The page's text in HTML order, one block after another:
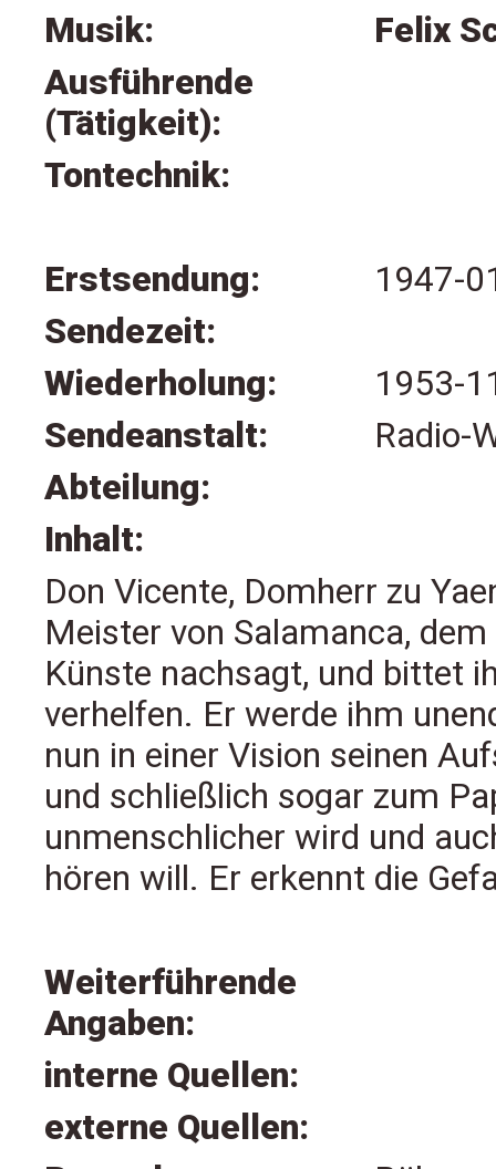
Musik:
Felix
Ausführende
(Tätigkeit):
Tontechnik:
Erstsendung:
1947-
Sendezeit:
Wiederholung:
1953-
Sendeanstalt:
Radio-
Abteilung:
Inhalt:
Don Vicente, Domherr zu
Meister von Salamanca,
Künste nachsagt, und bittet
verhelfen. Er werde ihm
nun in einer Vision seinen
und schließlich sogar zum
unmenschlicher wird und
hören will. Er erkennt die
Weiterführende
Angaben:
interne Quellen:
externe Quellen: